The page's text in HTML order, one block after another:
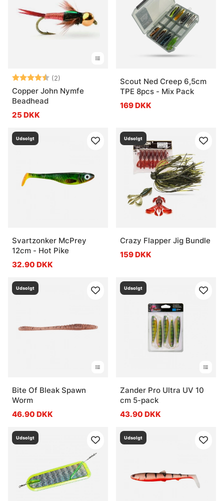
Vurdering: (2)
4.5 ud af 5 stjerner
Copper John Nymfe
Beadhead
25 DKK
Scout Ned Creep 6,5cm
TPE 8pcs - Mix Pack
169 DKK
Udsolgt
Svartzonker McPrey
12cm - Hot Pike
32.90 DKK
Udsolgt
Crazy Flapper Jig Bundle
159 DKK
Udsolgt
Bite Of Bleak Spawn
Worm
46.90 DKK
Udsolgt
Zander Pro Ultra UV 10
cm 5-pack
43.90 DKK
Udsolgt Udsolgt